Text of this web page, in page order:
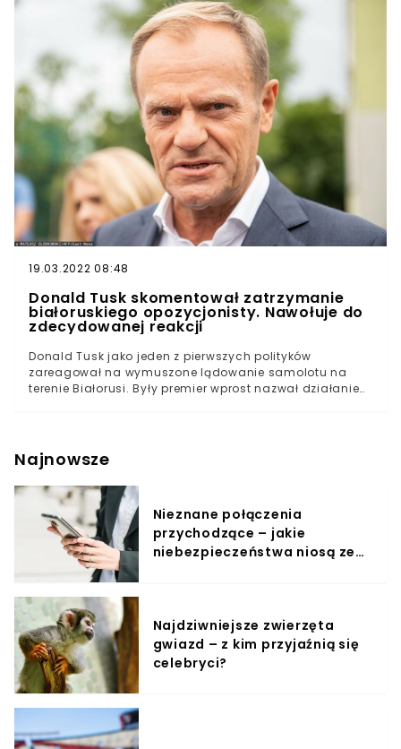
służby. Pratasiewiczowi grozi kara śmierci.Wieczorem 23
maja białoruskie władze wymusiły lądowanie samolotu
linii Ryanair lecącego z Aten do Wilna. Jako pretekst
przedstawicielom reżimu Aleksandra Łukaszenki
posłużyła wiadomość o zagrożeniu bombowym.Po
lądowaniu ustalono, ze doniesienia były nieprawdziwe,
a część komentatorów postawiła sprawę jasno –
białoruski dyktator dopuścił się porwania samolotu.
Wszystko po to, by aresztować Ramana Pratasiewicza,
opozycjonistę, który od 2019 roku przebywał poza
Białorusią.
19.03.2022 08:48
Donald Tusk skomentował zatrzymanie
białoruskiego opozycjonisty. Nawołuje do
zdecydowanej reakcji
Donald Tusk jako jeden z pierwszych polityków
zareagował na wymuszone lądowanie samolotu na
terenie Białorusi. Były premier wprost nazwał działanie
Duda. Co ciekawe, jako ostatni zareagowali pracownicy
Ministerstwa Spraw Zagranicznych. Donald Tusk jako
były przewodniczący Rady Europejskiej ma moc
nagłaśniania skandalicznych postaw naszych
sąsiadów na arenie międzynarodowej. Postanowił więc
wykorzystać media społecznościowe, by w ostrych
słowach skrytykował białoruskie, autorytarne władze.
Najnowsze
Nieznane połączenia
przychodzące – jakie
niebezpieczeństwa niosą ze
Najdziwniejsze zwierzęta
gwiazd – z kim przyjaźnią się
celebryci?